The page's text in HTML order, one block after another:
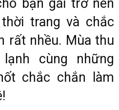
bạn gái trở nên
trang và chắc
rất nhều. Mùa thu
cùng những
chắc chắn làm